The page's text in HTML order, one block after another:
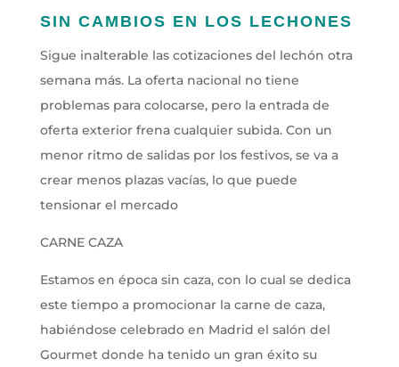
SIN CAMBIOS EN LOS LECHONES
Sigue inalterable las cotizaciones del lechón otra
semana más. La oferta nacional no tiene
problemas para colocarse, pero la entrada de
oferta exterior frena cualquier subida. Con un
menor ritmo de salidas por los festivos, se va a
crear menos plazas vacías, lo que puede
tensionar el mercado
CARNE CAZA
Estamos en época sin caza, con lo cual se dedica
este tiempo a promocionar la carne de caza,
habiéndose celebrado en Madrid el salón del
Gourmet donde ha tenido un gran éxito su